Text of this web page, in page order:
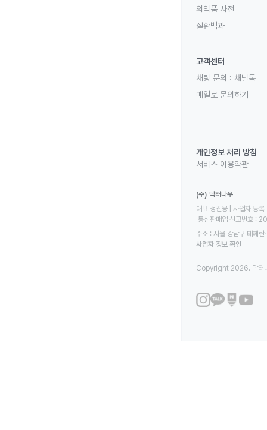
의약품 사전
질환백과
고객센터
채팅 문의 : 채널톡
메일로 문의하기
개인정보 처리 방침
서비스 이용약관
(주) 닥터나우
대표 정진웅 | 사업자
통신판매업 신고번호
주소 : 서울 강남구 테헤
사업자 정보 확인
Copyright 2026. 닥터